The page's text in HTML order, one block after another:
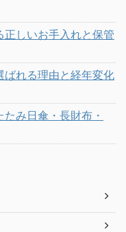
しいお手入れと保管
ばれる理由と経年変化
み日傘・長財布・